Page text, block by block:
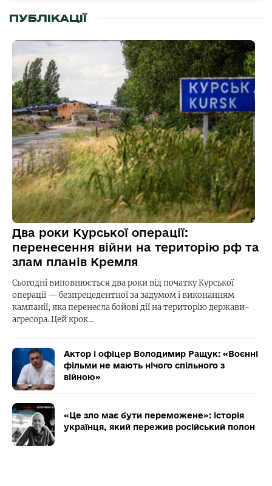
ПУБЛІКАЦІЇ
Два роки Курської операції:
перенесення війни на територію рф та
злам планів Кремля
Сьогодні виповнюється два роки від початку Курської
операції — безпрецедентної за задумом і виконанням
кампанії, яка перенесла бойові дії на територію держави-
агресора. Цей крок…
Актор і офіцер Володимир Ращук: «Воєнні
фільми не мають нічого спільного з
війною»
«Це зло має бути переможене»: історія
українця, який пережив російський полон